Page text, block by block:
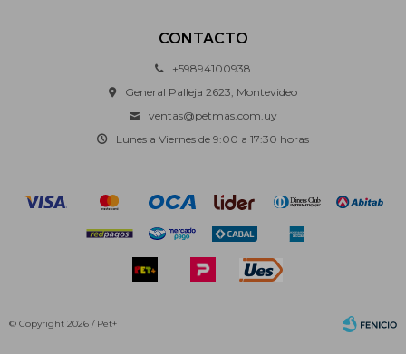
CONTACTO
+59894100938
General Palleja 2623, Montevideo
ventas@petmas.com.uy
Lunes a Viernes de 9:00 a 17:30 horas
© Copyright 2026 / Pet+